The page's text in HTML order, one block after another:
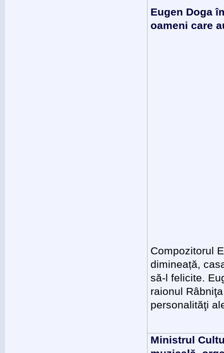
Eugen Doga
oameni care
Compozitorul
dimineață,
să-l felicite.
raionul
personalităţi
Ministrul